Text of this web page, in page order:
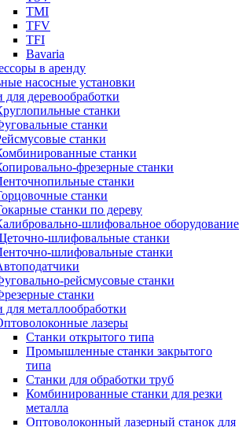
TMI
TFV
TFI
Bavaria
в аренду
насосные установки
для деревообработки
станки
станки
станки
станки
фрезерные станки
станки
станки
станки по дереву
шлифовальное оборудование
шлифовальные станки
шлифовальные станки
рейсмусовые станки
станки
для металлообработки
лазеры
Станки открытого типа
Промышленные станки закрытого
типа
Станки для обработки труб
Комбинированные станки для резки
металла
Оптоволоконный лазерный станок для